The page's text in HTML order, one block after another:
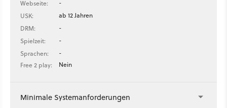
Webseite:
-
USK:
ab 12 Jahren
DRM:
-
Spielzeit:
-
Sprachen:
-
Free 2 play:
Nein
Minimale Systemanforderungen